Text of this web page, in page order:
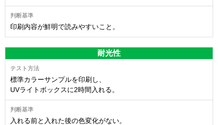
印刷内容が鮮明で読みやすいこと。
耐光性
標準カラーサンプルを印刷し、
UVライトボックスに2時間入れる。
入れる前と入れた後の色変化がない。